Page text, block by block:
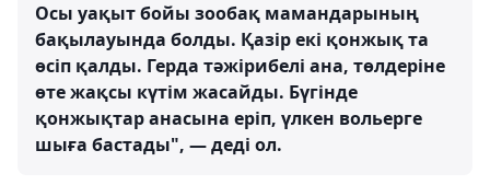
Осы уақыт бойы зообақ мамандарының
бақылауында болды. Қазір екі қонжық та
өсіп қалды. Герда тәжірибелі ана, төлдеріне
өте жақсы күтім жасайды. Бүгінде
қонжықтар анасына еріп, үлкен вольерге
шыға бастады", — деді ол.